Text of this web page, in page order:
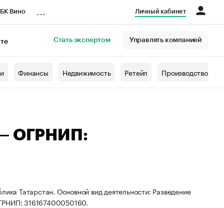
Вино Личный кабинет
Стать экспертом Управлять компанией
Финансы Недвижимость Ретейл Производство
— ОГРНИП:
Татарстан. Основной вид деятельности: Разведение
316167400050160.